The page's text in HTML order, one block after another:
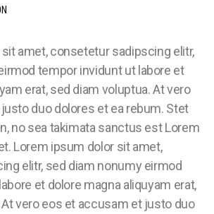
amet, consetetur sadipscing elitr,
tempor invidunt ut labore et
erat, sed diam voluptua. At vero
duo dolores et ea rebum. Stet
no sea takimata sanctus est Lorem
Lorem ipsum dolor sit amet,
elitr, sed diam nonumy eirmod
et dolore magna aliquyam erat,
vero eos et accusam et justo duo